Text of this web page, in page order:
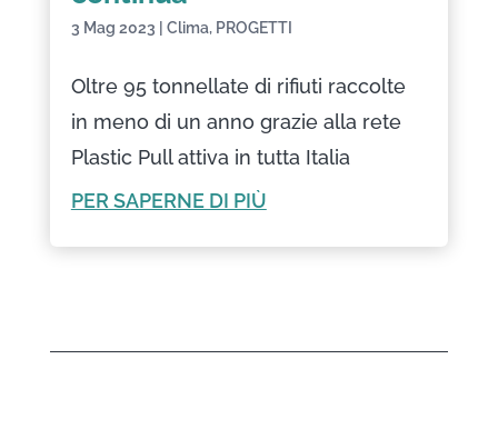
3 Mag 2023 | Clima, PROGETTI
Oltre 95 tonnellate di rifiuti raccolte
in meno di un anno grazie alla rete
Plastic Pull attiva in tutta Italia
PER SAPERNE DI PIÙ